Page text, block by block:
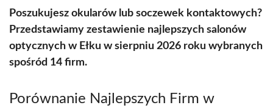
Poszukujesz okularów lub soczewek kontaktowych?
Przedstawiamy zestawienie najlepszych salonów
optycznych w Ełku w sierpniu 2026 roku wybranych
spośród 14 firm.
Porównanie Najlepszych Firm w